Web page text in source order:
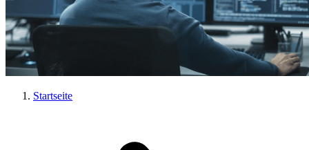
Startseite